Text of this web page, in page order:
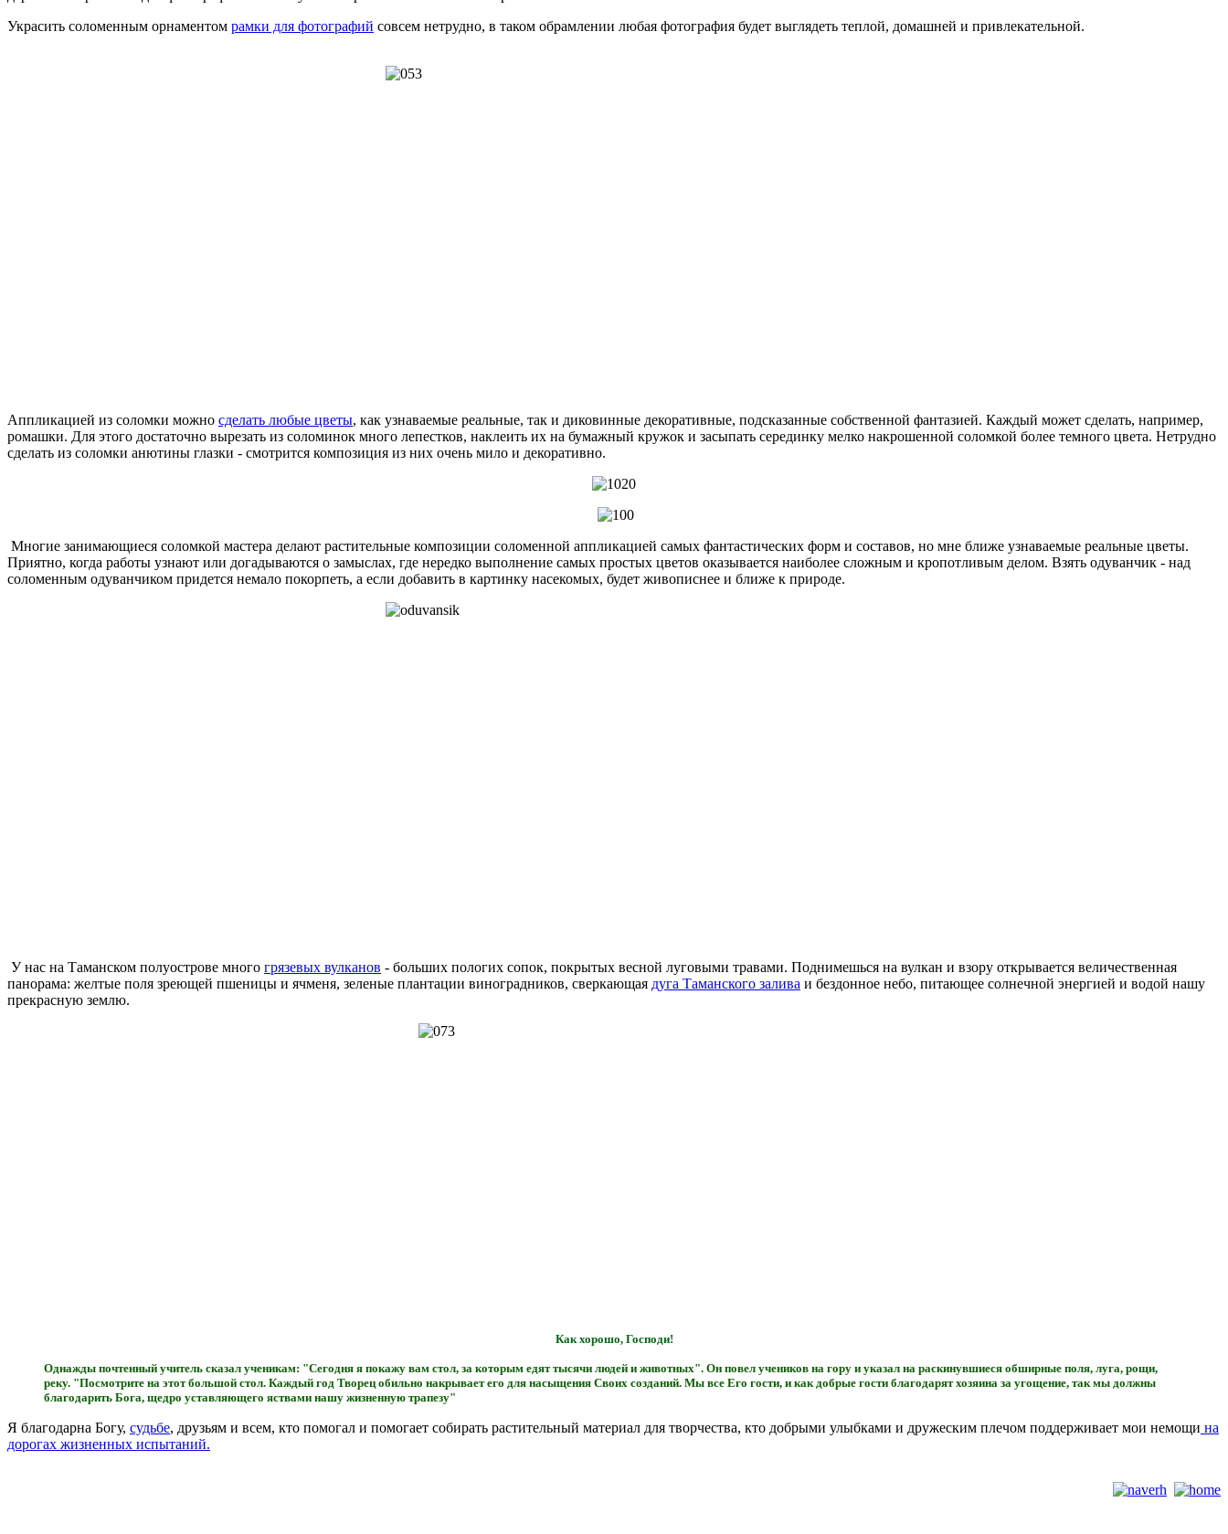
Украсить соломенным орнаментом рамки для фотографий совсем нетрудно, в таком обрамлении любая фотография будет выглядеть теплой, домашней и привлекательной.
Аппликацией из соломки можно сделать любые цветы, как узнаваемые реальные, так и диковинные декоративные, подсказанные собственной фантазией. Каждый может сделать, например,
ромашки. Для этого достаточно вырезать из соломинок много лепестков, наклеить их на бумажный кружок и засыпать серединку мелко накрошенной соломкой более темного цвета. Нетрудно
сделать из соломки анютины глазки - смотрится композиция из них очень мило и декоративно.
Многие занимающиеся соломкой мастера делают растительные композиции соломенной аппликацией самых фантастических форм и составов, но мне ближе узнаваемые реальные цветы.
Приятно, когда работы узнают или догадываются о замыслах, где нередко выполнение самых простых цветов оказывается наиболее сложным и кропотливым делом. Взять одуванчик - над
соломенным одуванчиком придется немало покорпеть, а если добавить в картинку насекомых, будет живописнее и ближе к природе.
У нас на Таманском полуострове много грязевых вулканов - больших пологих сопок, покрытых весной луговыми травами. Поднимешься на вулкан и взору открывается величественная
панорама: желтые поля зреющей пшеницы и ячменя, зеленые плантации виноградников, сверкающая дуга Таманского залива и бездонное небо, питающее солнечной энергией и водой нашу
прекрасную землю.
Как хорошо, Господи!
Однажды почтенный учитель сказал ученикам: "Сегодня я покажу вам стол, за которым едят тысячи людей и животных". Он повел учеников на гору и указал на раскинувшиеся обширные поля, луга, рощи,
реку. "Посмотрите на этот большой стол. Каждый год Творец обильно накрывает его для насыщения Своих созданий. Мы все Его гости, и как добрые гости благодарят хозяина за угощение, так мы должны
благодарить Бога, щедро уставляющего яствами нашу жизненную трапезу"
Я благодарна Богу, судьбе, друзьям и всем, кто помогал и помогает собирать растительный материал для творчества, кто добрыми улыбками и дружеским плечом поддерживает мои немощи на
дорогах жизненных испытаний.